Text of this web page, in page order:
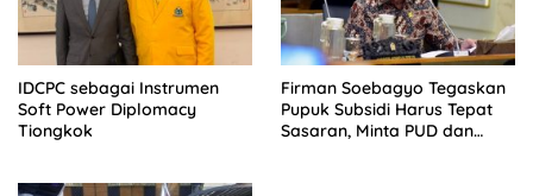
IDCPC sebagai Instrumen
Soft Power Diplomacy
Tiongkok
Firman Soebagyo Tegaskan
Pupuk Subsidi Harus Tepat
Sasaran, Minta PUD dan